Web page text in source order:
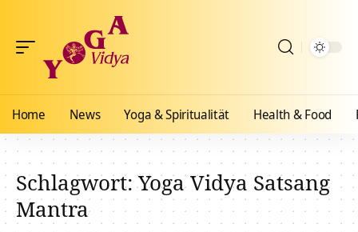
Home News Yoga & Spiritualität Health & Food
Schlagwort:Yoga Vidya Satsang
Mantra